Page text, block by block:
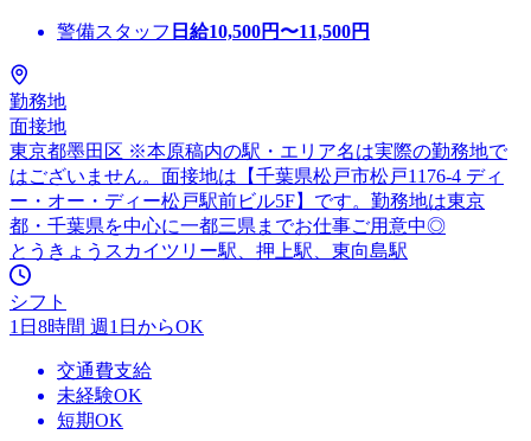
警備スタッフ 日給10,500円〜11,500円
勤務地
面接地
東京都墨田区 ※本原稿内の駅・エリア名は実際の勤務地で
はございません。面接地は【千葉県松戸市松戸1176-4 ディ
ー・オー・ディー松戸駅前ビル5F】です。勤務地は東京
都・千葉県を中心に一都三県までお仕事ご用意中◎
とうきょうスカイツリー駅、押上駅、東向島駅
シフト
1日8時間 週1日からOK
交通費支給
未経験OK
短期OK